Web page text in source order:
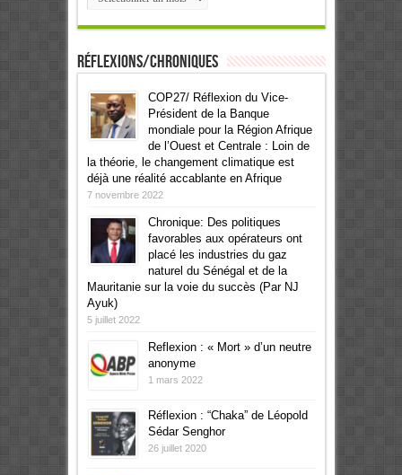
Réflexions/Chroniques
COP27/ Réflexion du Vice-
Président de la Banque
mondiale pour la Région Afrique
de l’Ouest et Centrale : Loin de
la théorie, le changement climatique est
déjà une réalité accablante en Afrique
7 novembre 2022
Chronique: Des politiques
favorables aux opérateurs ont
placé les industries du gaz
naturel du Sénégal et de la
Mauritanie sur la voie du succès (Par NJ
Ayuk)
5 juillet 2022
Reflexion : « Mort » d’un neutre
anonyme
1 mars 2022
Réflexion : “Chaka” de Léopold
Sédar Senghor
26 juillet 2020